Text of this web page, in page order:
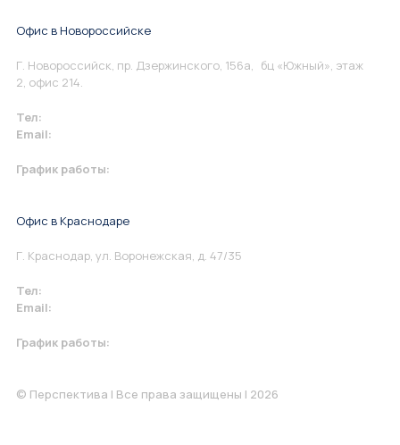
Офис в Новороссийске
Г. Новороссийск, пр. Дзержинского, 156а, бц «Южный», этаж
2, офис 214.
Тел:
Email:
График работы:
Офис в Краснодаре
Г. Краснодар, ул. Воронежская, д. 47/35
Тел:
Email:
График работы:
© Перспектива | Все права защищены | 2026